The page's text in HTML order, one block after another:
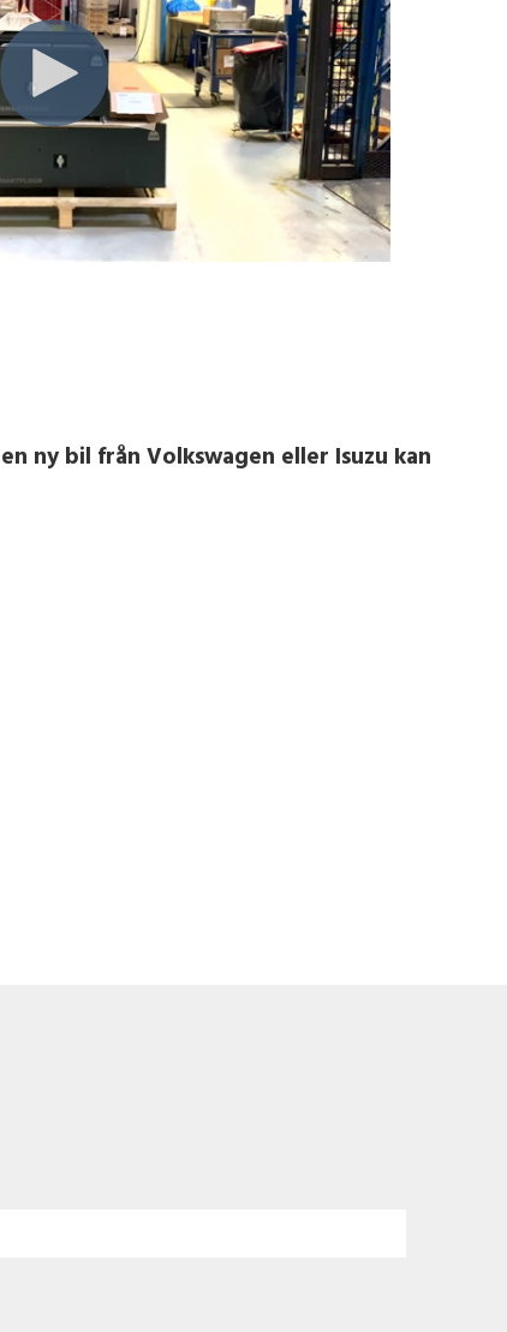
ny bil från Volkswagen eller Isuzu kan